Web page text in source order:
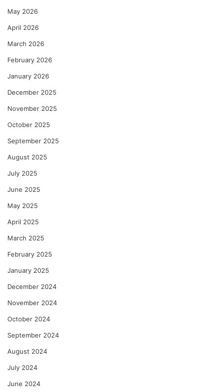
May 2026
April 2026
March 2026
February 2026
January 2026
December 2025
November 2025
October 2025
September 2025
August 2025
July 2025
June 2025
May 2025
April 2025
March 2025
February 2025
January 2025
December 2024
November 2024
October 2024
September 2024
August 2024
July 2024
June 2024